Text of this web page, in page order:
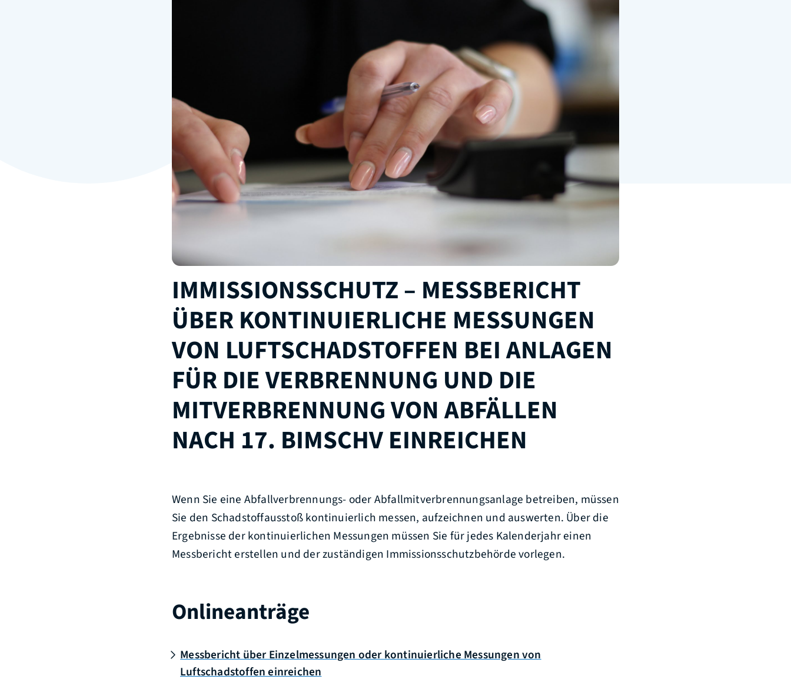
IMMISSIONSSCHUTZ – MESSBERICHT
ÜBER KONTINUIERLICHE MESSUNGEN
VON LUFTSCHADSTOFFEN BEI ANLAGEN
FÜR DIE VERBRENNUNG UND DIE
MITVERBRENNUNG VON ABFÄLLEN
NACH 17. BIMSCHV EINREICHEN
Wenn Sie eine Abfallverbrennungs- oder Abfallmitverbrennungsanlage betreiben, müssen
Sie den Schadstoffausstoß kontinuierlich messen, aufzeichnen und auswerten. Über die
Ergebnisse der kontinuierlichen Messungen müssen Sie für jedes Kalenderjahr einen
Messbericht erstellen und der zuständigen Immissionsschutzbehörde vorlegen.
Onlineanträge
Messbericht über Einzelmessungen oder kontinuierliche Messungen von
Luftschadstoffen einreichen